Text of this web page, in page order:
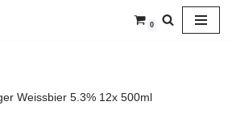
0
Weissbier 5.3% 12x 500ml